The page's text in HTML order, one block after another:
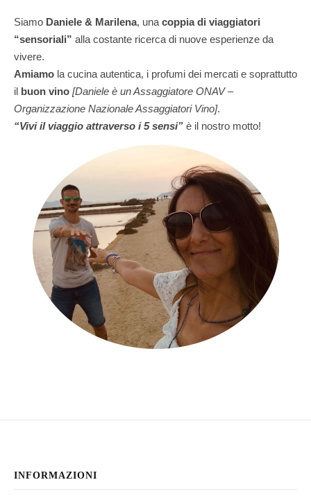
Siamo Daniele & Marilena, una coppia di viaggiatori
“sensoriali” alla costante ricerca di nuove esperienze da
vivere.
Amiamo la cucina autentica, i profumi dei mercati e soprattutto
il buon vino [Daniele è un Assaggiatore ONAV –
Organizzazione Nazionale Assaggiatori Vino].
“Vivi il viaggio attraverso i 5 sensi” è il nostro motto!
INFORMAZIONI